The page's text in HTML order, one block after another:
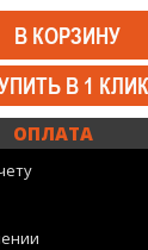
В 1 КЛИК
ОПЛАТА